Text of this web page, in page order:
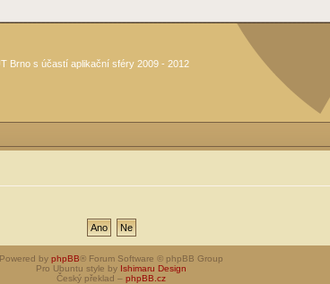
Brno s účastí aplikační sféry 2009 - 2012
Powered by phpBB® Forum Software © phpBB Group
Pro Ubuntu style by Ishimaru Design
Český překlad – phpBB.cz